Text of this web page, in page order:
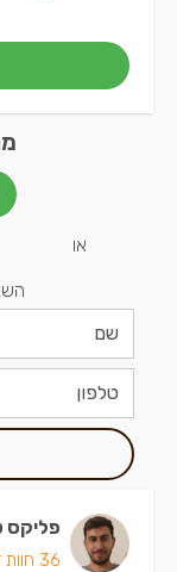
או
פליקס
36 חוות דעת